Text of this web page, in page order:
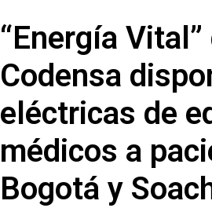
“Energía
Codensa
eléctricas de
médicos a
Bogotá y